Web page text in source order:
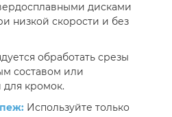
дисками
низкой скорости и без
обработать срезы
составом или
для кромок.
Используйте только